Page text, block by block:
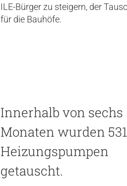
ILE-Bürger zu steigern, der
für die Bauhöfe.
Innerhalb von sechs
Monaten wurden 531
Heizungspumpen
getauscht.